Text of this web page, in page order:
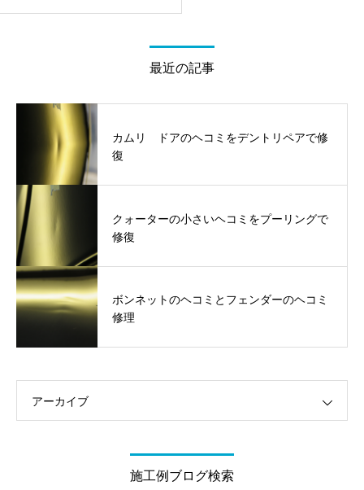
最近の記事
カムリ ドアのヘコミをデントリペアで修
復
クォーターの小さいヘコミをプーリングで
修復
ボンネットのヘコミとフェンダーのヘコミ
修理
アーカイブ
施工例ブログ検索